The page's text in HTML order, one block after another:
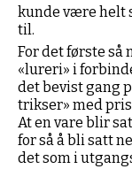
kunde være helt
til.
For det første så
«lureri» i
det bevist gang
trikser» med
At en vare blir
for så å bli satt
det som i